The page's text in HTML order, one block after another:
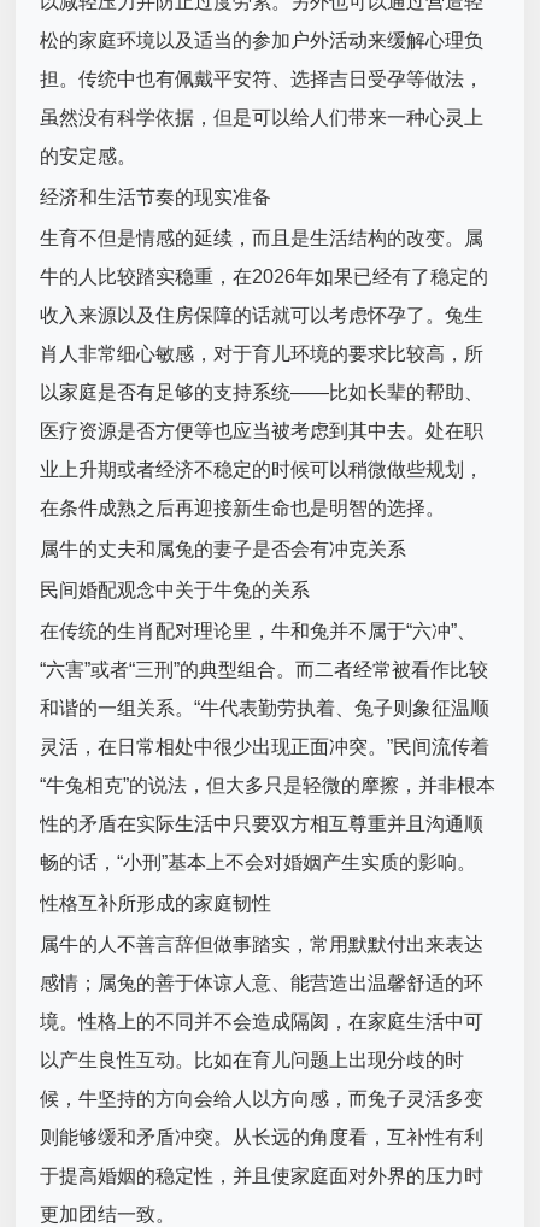
松的家庭环境以及适当的参加户外活动来缓解心理负
担。传统中也有佩戴平安符、选择吉日受孕等做法，
虽然没有科学依据，但是可以给人们带来一种心灵上
的安定感。
经济和生活节奏的现实准备
生育不但是情感的延续，而且是生活结构的改变。属
牛的人比较踏实稳重，在2026年如果已经有了稳定的
收入来源以及住房保障的话就可以考虑怀孕了。兔生
肖人非常细心敏感，对于育儿环境的要求比较高，所
以家庭是否有足够的支持系统——比如长辈的帮助、
医疗资源是否方便等也应当被考虑到其中去。处在职
业上升期或者经济不稳定的时候可以稍微做些规划，
在条件成熟之后再迎接新生命也是明智的选择。
属牛的丈夫和属兔的妻子是否会有冲克关系
民间婚配观念中关于牛兔的关系
在传统的生肖配对理论里，牛和兔并不属于“六冲”、
“六害”或者“三刑”的典型组合。而二者经常被看作比较
和谐的一组关系。“牛代表勤劳执着、兔子则象征温顺
灵活，在日常相处中很少出现正面冲突。”民间流传着
“牛兔相克”的说法，但大多只是轻微的摩擦，并非根本
性的矛盾在实际生活中只要双方相互尊重并且沟通顺
畅的话，“小刑”基本上不会对婚姻产生实质的影响。
性格互补所形成的家庭韧性
属牛的人不善言辞但做事踏实，常用默默付出来表达
感情；属兔的善于体谅人意、能营造出温馨舒适的环
境。性格上的不同并不会造成隔阂，在家庭生活中可
以产生良性互动。比如在育儿问题上出现分歧的时
候，牛坚持的方向会给人以方向感，而兔子灵活多变
则能够缓和矛盾冲突。从长远的角度看，互补性有利
于提高婚姻的稳定性，并且使家庭面对外界的压力时
更加团结一致。